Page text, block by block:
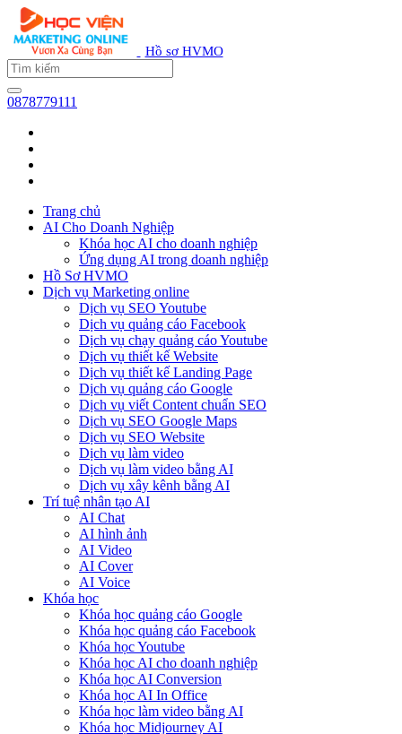
Hồ sơ HVMO
0878779111
Trang chủ
AI Cho Doanh Nghiệp
Khóa học AI cho doanh nghiệp
Ứng dụng AI trong doanh nghiệp
Hồ Sơ HVMO
Dịch vụ Marketing online
Dịch vụ SEO Youtube
Dịch vụ quảng cáo Facebook
Dịch vụ chạy quảng cáo Youtube
Dịch vụ thiết kế Website
Dịch vụ thiết kế Landing Page
Dịch vụ quảng cáo Google
Dịch vụ viết Content chuẩn SEO
Dịch vụ SEO Google Maps
Dịch vụ SEO Website
Dịch vụ làm video
Dịch vụ làm video bằng AI
Dịch vụ xây kênh bằng AI
Trí tuệ nhân tạo AI
AI Chat
AI hình ảnh
AI Video
AI Cover
AI Voice
Khóa học
Khóa học quảng cáo Google
Khóa học quảng cáo Facebook
Khóa học Youtube
Khóa học AI cho doanh nghiệp
Khóa học AI Conversion
Khóa học AI In Office
Khóa học làm video bằng AI
Khóa học Midjourney AI